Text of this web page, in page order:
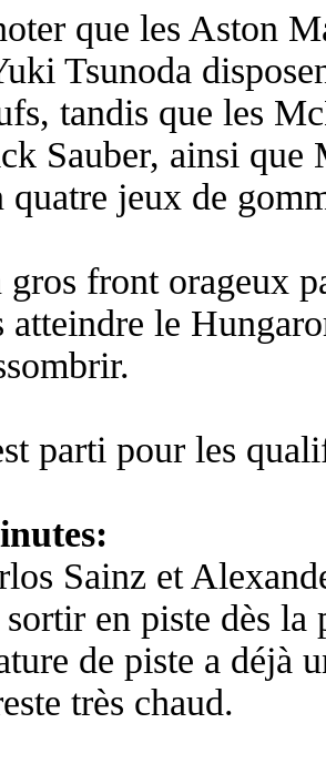
que les Aston
Tsunoda
tandis que les
Sauber, ainsi que
jeux de
front orageux
atteindre le
parti pour les
Sainz et
en piste dès la
de piste a déjà
très chaud.